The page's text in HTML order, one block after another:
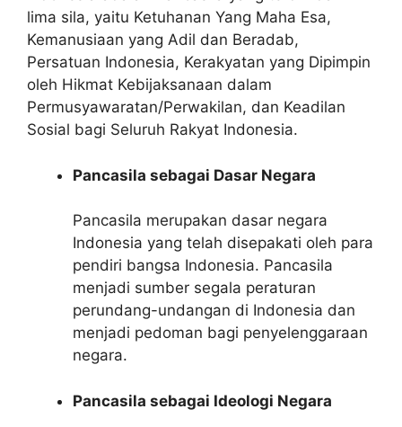
lima sila, yaitu Ketuhanan Yang Maha Esa,
Kemanusiaan yang Adil dan Beradab,
Persatuan Indonesia, Kerakyatan yang Dipimpin
oleh Hikmat Kebijaksanaan dalam
Permusyawaratan/Perwakilan, dan Keadilan
Sosial bagi Seluruh Rakyat Indonesia.
Pancasila sebagai Dasar Negara
Pancasila merupakan dasar negara
Indonesia yang telah disepakati oleh para
pendiri bangsa Indonesia. Pancasila
menjadi sumber segala peraturan
perundang-undangan di Indonesia dan
menjadi pedoman bagi penyelenggaraan
negara.
Pancasila sebagai Ideologi Negara